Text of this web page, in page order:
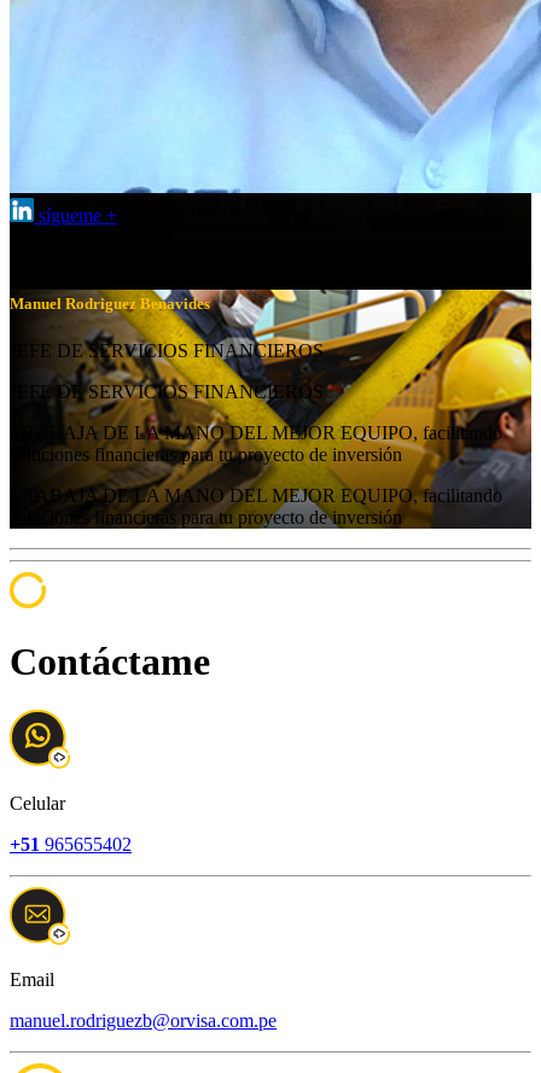
sígueme +
Manuel Rodriguez Benavides
JEFE DE SERVICIOS FINANCIEROS
JEFE DE SERVICIOS FINANCIEROS
TRABAJA DE LA MANO DEL MEJOR EQUIPO, facilitando
soluciones financieras para tu proyecto de inversión
TRABAJA DE LA MANO DEL MEJOR EQUIPO, facilitando
soluciones financieras para tu proyecto de inversión
Contáctame
Celular
+51 965655402
Email
manuel.rodriguezb@orvisa.com.pe